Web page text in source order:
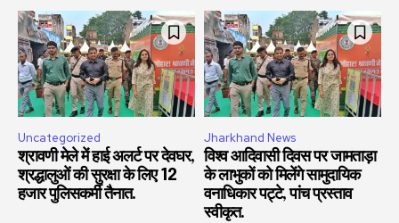
Uncategorized
श्रावणी मेले में हाई अलर्ट पर देवघर,
श्रद्धालुओं की सुरक्षा के लिए 12
हजार पुलिसकर्मी तैनात.
Jharkhand News
विश्व आदिवासी दिवस पर जामताड़ा
के लाभुकों को मिलेंगे सामुदायिक
वनाधिकार पट्टे, पांच प्रस्ताव
स्वीकृत.